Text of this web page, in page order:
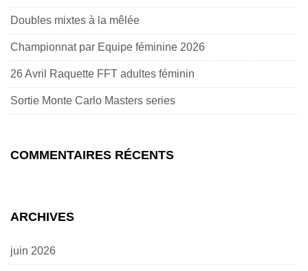
Doubles mixtes à la mêlée
Championnat par Equipe féminine 2026
26 Avril Raquette FFT adultes féminin
Sortie Monte Carlo Masters series
COMMENTAIRES RÉCENTS
ARCHIVES
juin 2026